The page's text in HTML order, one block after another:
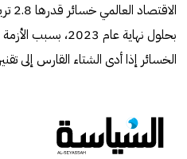
بحلول نهاية عام
الخسائر إذا أدى الشتاء القارس إلى